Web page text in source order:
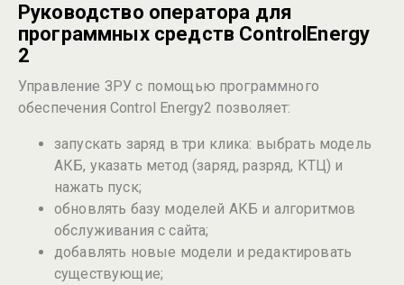
Руководство оператора для
программных средств ControlEnergy
2
Управление ЗРУ с помощью программного
обеспечения Control Energy2 позволяет:
запускать заряд в три клика: выбрать модель
АКБ, указать метод (заряд, разряд, КТЦ) и
нажать пуск;
обновлять базу моделей АКБ и алгоритмов
обслуживания с сайта;
добавлять новые модели и редактировать
существующие;